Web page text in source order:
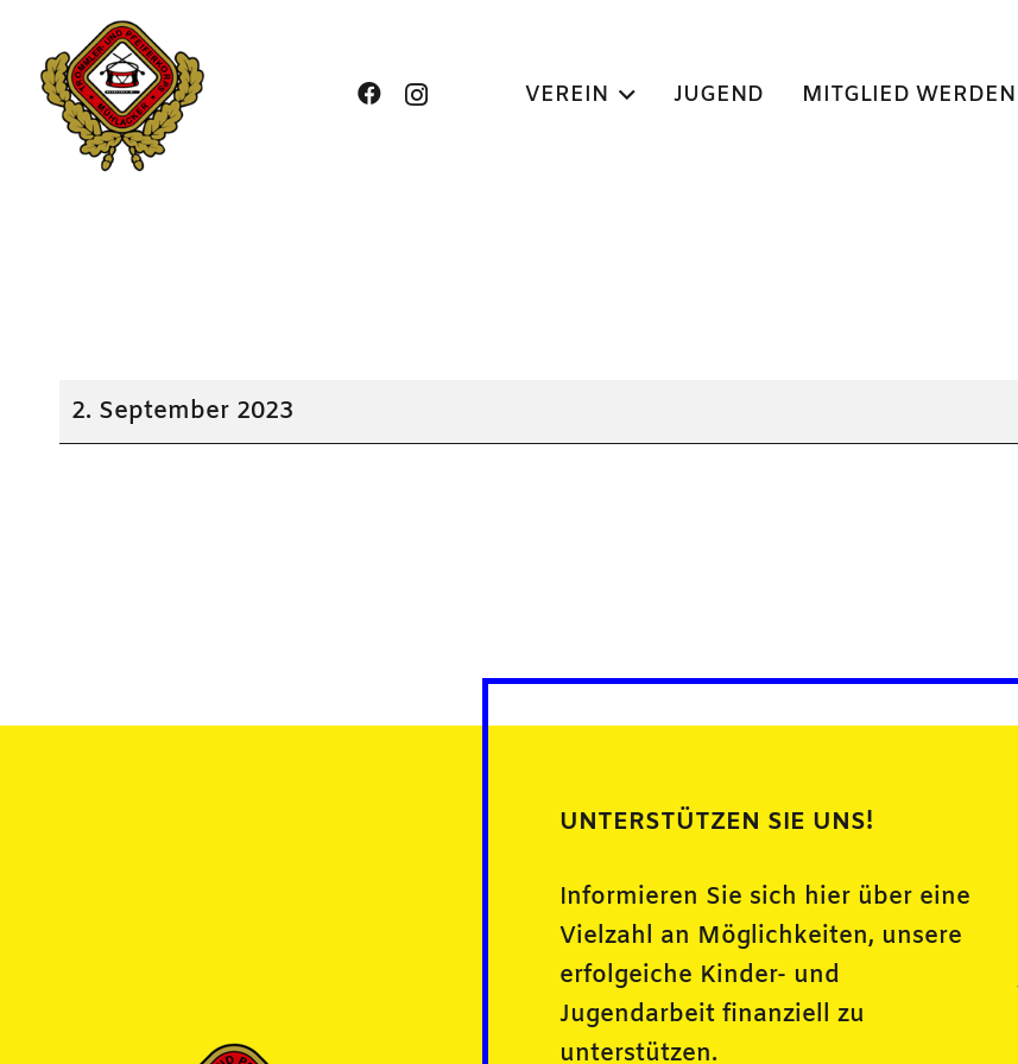
VEREIN JUGEND MITGLIED WERDEN
Straßenfest
in
2. September 2023
UNTERSTÜTZEN SIE UNS!
Informieren Sie sich hier über eine
Vielzahl an Möglichkeiten, unsere
erfolgeiche Kinder- und
Jugendarbeit finanziell zu
unterstützen.